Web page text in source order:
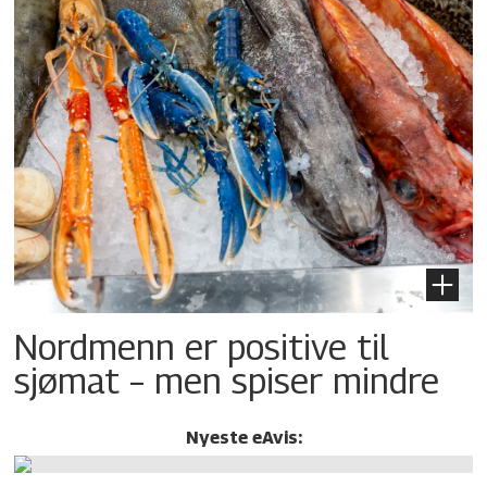
Nordmenn er positive til
sjømat – men spiser mindre
Nyeste eAvis: